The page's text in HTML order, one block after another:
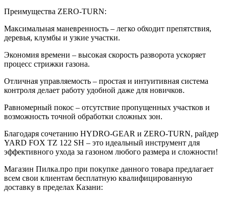
Преимущества ZERO-TURN:
Максимальная маневренность – легко обходит препятствия,
деревья, клумбы и узкие участки.
Экономия времени – высокая скорость разворота ускоряет
процесс стрижки газона.
Отличная управляемость – простая и интуитивная система
контроля делает работу удобной даже для новичков.
Равномерный покос – отсутствие пропущенных участков и
возможность точной обработки сложных зон.
Благодаря сочетанию HYDRO-GEAR и ZERO-TURN, райдер
YARD FOX TZ 122 SH – это идеальный инструмент для
эффективного ухода за газоном любого размера и сложности!
Магазин Пилка.про при покупке данного товара предлагает
всем свои клиентам бесплатную квалифицированную
доставку в пределах Казани: